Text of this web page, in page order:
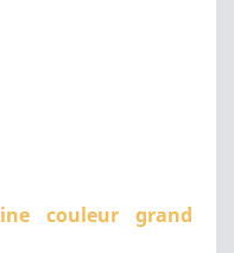
couleur grand